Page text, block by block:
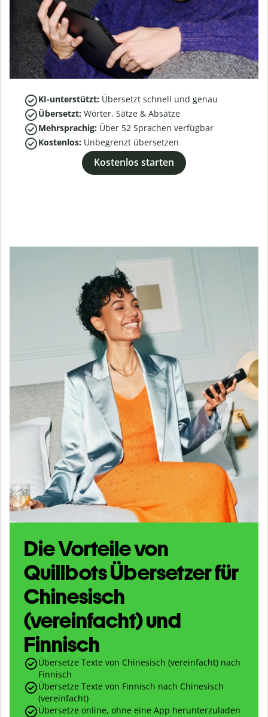
KI-unterstützt: Übersetzt schnell und genau
Übersetzt: Wörter, Sätze & Absätze
Mehrsprachig: Über 52 Sprachen verfügbar
Kostenlos: Unbegrenzt übersetzen
Kostenlos starten
Die Vorteile von
Quillbots Übersetzer für
Chinesisch
(vereinfacht) und
Finnisch
Übersetze Texte von Chinesisch (vereinfacht) nach
Finnisch
Übersetze Texte von Finnisch nach Chinesisch
(vereinfacht)
Übersetze online, ohne eine App herunterzuladen